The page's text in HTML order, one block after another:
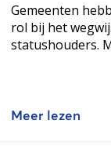
Gemeenten
rol bij het
statushouders.
Meer lezen